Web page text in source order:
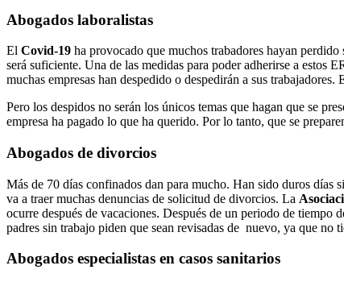
Abogados laboralistas
El Covid-19 ha provocado que muchos trabadores hayan
será suficiente. Una de las medidas para poder adherirse a estos
muchas empresas han despedido o despedirán a sus
Pero los despidos no serán los únicos temas que hagan que se
empresa ha pagado lo que ha querido. Por lo tanto, que se
Abogados de divorcios
Más de 70 días confinados dan para mucho. Han sido duros días
va a traer muchas denuncias de solicitud de divorcios. La
ocurre después de vacaciones. Después de un periodo de
padres sin trabajo piden que sean revisadas de nuevo, ya que no
Abogados especialistas en casos sanitarios